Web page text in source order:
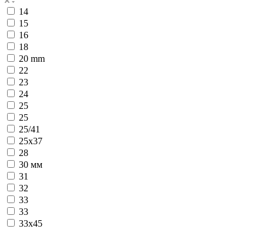
14
15
16
18
20 mm
22
23
24
25
25
25/41
25х37
28
30 мм
31
32
33
33
33х45